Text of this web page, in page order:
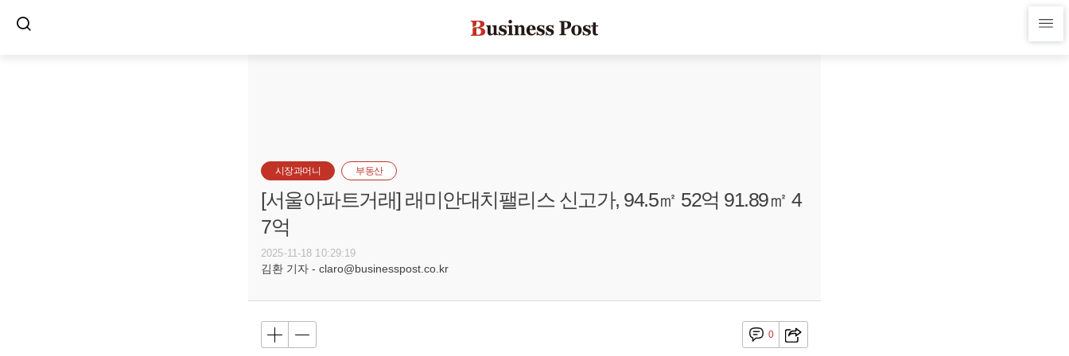
시장과머니 부동산
[서울아파트거래] 래미안대치팰리스 신고가, 94.5㎡ 52억 91.89㎡ 4
7억
2025-11-18 10:29:19
김환 기자 - claro@businesspost.co.kr
0